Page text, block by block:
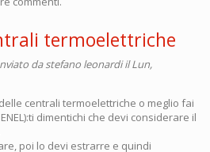
termoelettriche
da stefano leonardiil Lun,
centrali termoelettriche o meglio fai
dimentichi che devi considerare il
poi lo devi estrarre e quindi